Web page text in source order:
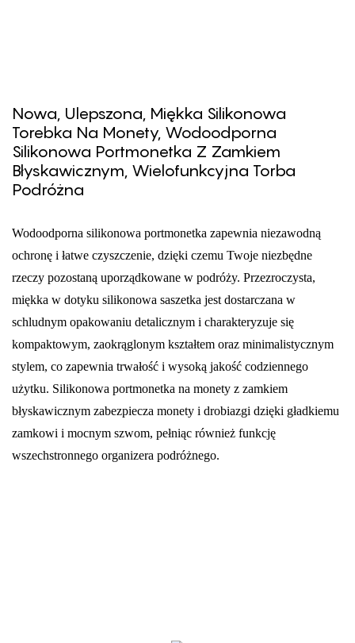
Nowa, Ulepszona, Miękka Silikonowa
Torebka Na Monety, Wodoodporna
Silikonowa Portmonetka Z Zamkiem
Błyskawicznym, Wielofunkcyjna Torba
Podróżna
Wodoodporna silikonowa portmonetka zapewnia niezawodną
ochronę i łatwe czyszczenie, dzięki czemu Twoje niezbędne
rzeczy pozostaną uporządkowane w podróży. Przezroczysta,
miękka w dotyku silikonowa saszetka jest dostarczana w
schludnym opakowaniu detalicznym i charakteryzuje się
kompaktowym, zaokrąglonym kształtem oraz minimalistycznym
stylem, co zapewnia trwałość i wysoką jakość codziennego
użytku. Silikonowa portmonetka na monety z zamkiem
błyskawicznym zabezpiecza monety i drobiazgi dzięki gładkiemu
zamkowi i mocnym szwom, pełniąc również funkcję
wszechstronnego organizera podróżnego.